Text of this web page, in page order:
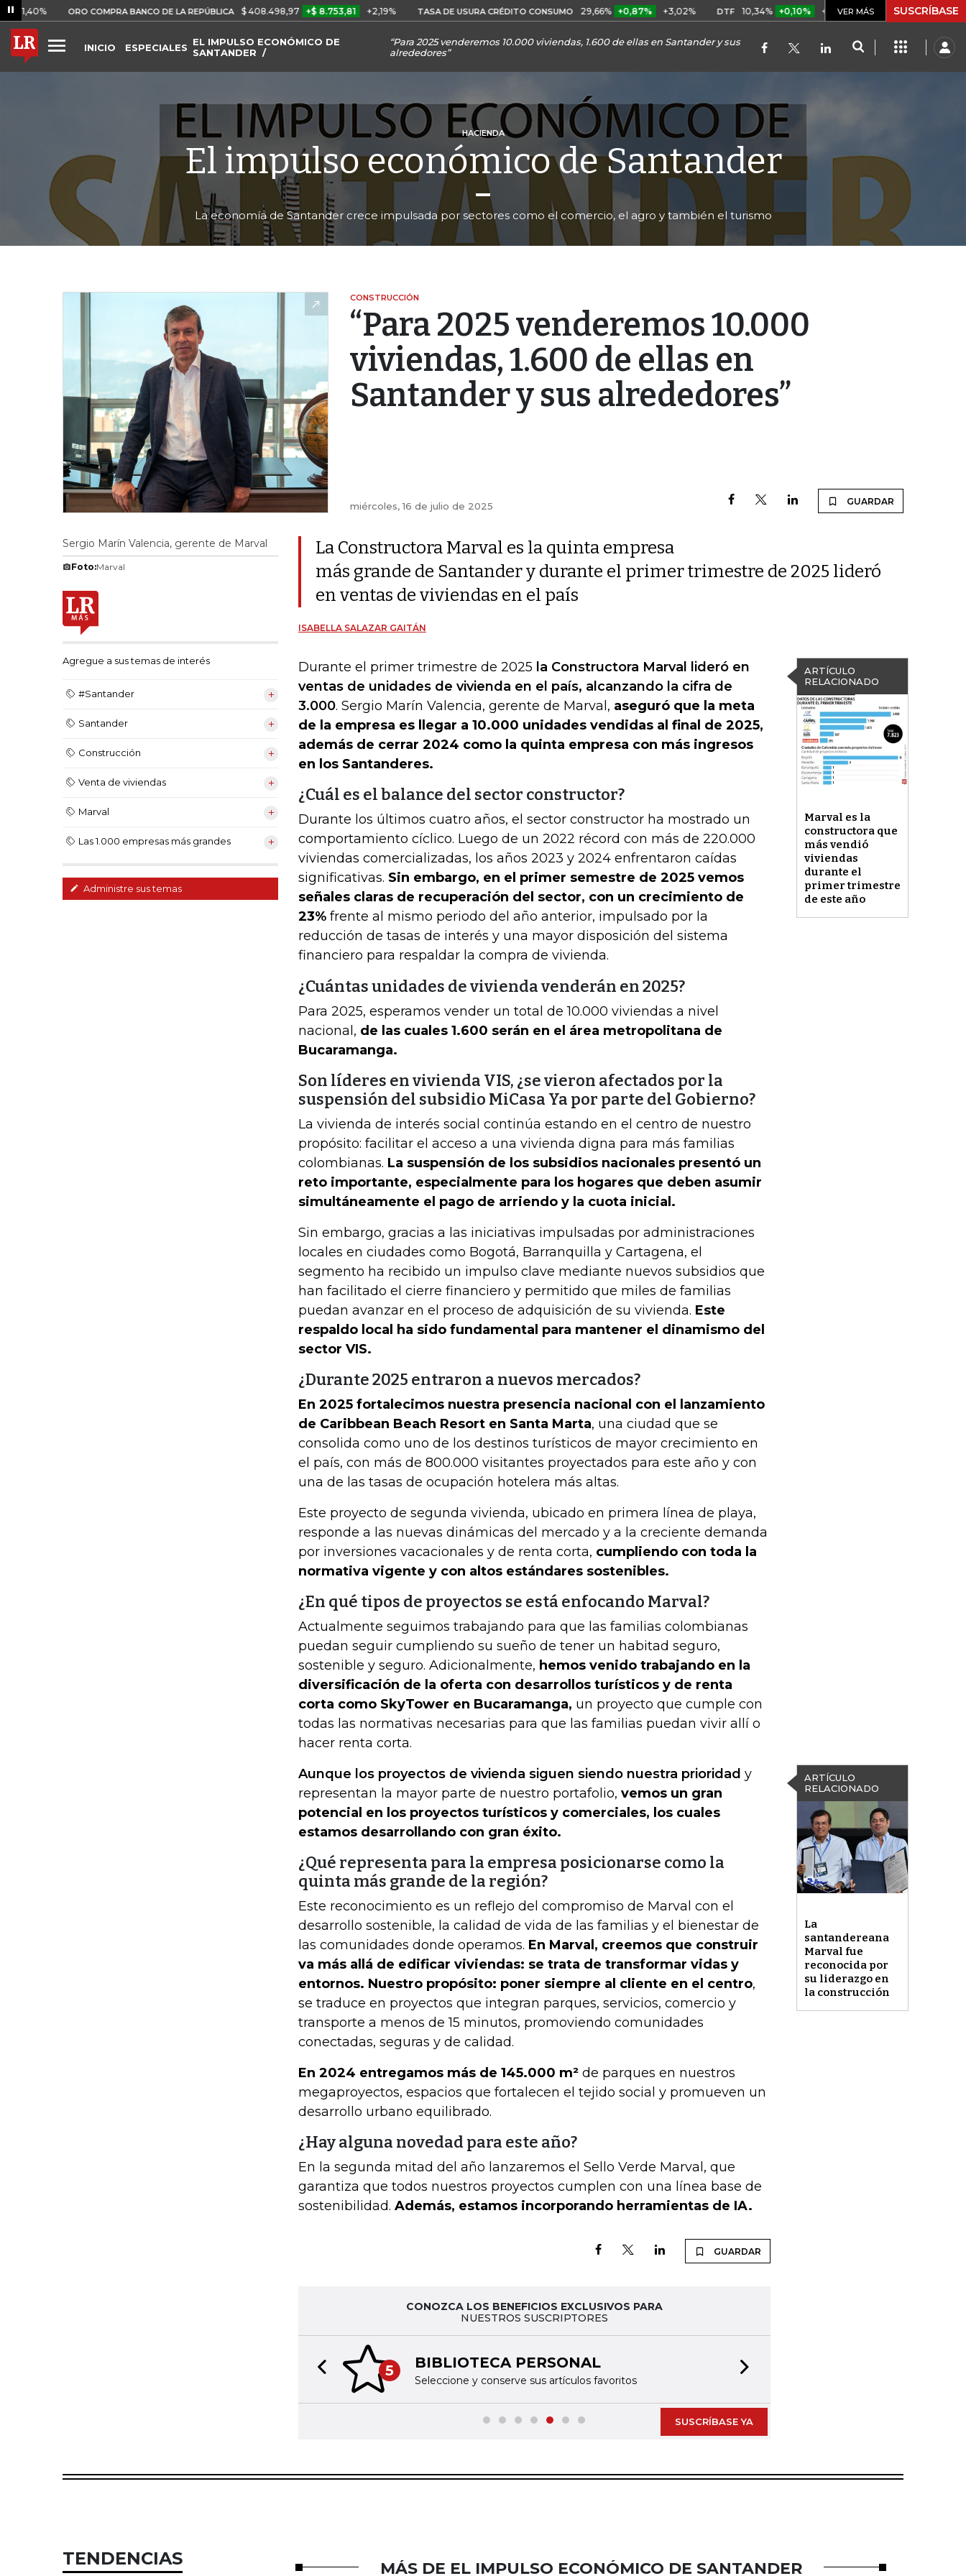
ORO COMPRA BANCO DE LA REPÚBLICA $ 408.498,97 +$ 8.753,81 +2,19% TASA DE USURA CRÉDITO CONSUMO 29,66% +0,87% +3,02% DTF 10,34% +0,10% +0,98% UVR $ 416,91 +$ 0,05
VER MÁS SUSCRÍBASE
INICIO ESPECIALES EL IMPULSO ECONÓMICO DE
SANTANDER
“Para 2025 venderemos 10.000 viviendas, 1.600 de ellas en Santander y sus
alrededores”
HACIENDA
El impulso económico de Santander
La economía de Santander crece impulsada por sectores como el comercio, el agro y también el turismo
CONSTRUCCIÓN
“Para 2025 venderemos 10.000
viviendas, 1.600 de ellas en
Santander y sus alrededores”
miércoles, 16 de julio de 2025 GUARDAR
Sergio Marín Valencia, gerente de Marval
Foto:Marval
Agregue a sus temas de interés
#Santander
Santander
Construcción
Venta de viviendas
Marval
Las 1.000 empresas más grandes
Administre sus temas
La Constructora Marval es la quinta empresa
más grande de Santander y durante el primer trimestre de 2025 lideró
en ventas de viviendas en el país
ISABELLA SALAZAR GAITÁN
ARTÍCULO
RELACIONADO
Marval es la
constructora que
más vendió
viviendas
durante el
primer trimestre
de este año
Durante el primer trimestre de 2025 la Constructora Marval lideró en
ventas de unidades de vivienda en el país, alcanzando la cifra de
3.000. Sergio Marín Valencia, gerente de Marval, aseguró que la meta
de la empresa es llegar a 10.000 unidades vendidas al final de 2025,
además de cerrar 2024 como la quinta empresa con más ingresos
en los Santanderes.
¿Cuál es el balance del sector constructor?
Durante los últimos cuatro años, el sector constructor ha mostrado un
comportamiento cíclico. Luego de un 2022 récord con más de 220.000
viviendas comercializadas, los años 2023 y 2024 enfrentaron caídas
significativas. Sin embargo, en el primer semestre de 2025 vemos
señales claras de recuperación del sector, con un crecimiento de
23% frente al mismo periodo del año anterior, impulsado por la
reducción de tasas de interés y una mayor disposición del sistema
financiero para respaldar la compra de vivienda.
¿Cuántas unidades de vivienda venderán en 2025?
Para 2025, esperamos vender un total de 10.000 viviendas a nivel
nacional, de las cuales 1.600 serán en el área metropolitana de
Bucaramanga.
Son líderes en vivienda VIS, ¿se vieron afectados por la
suspensión del subsidio MiCasa Ya por parte del Gobierno?
La vivienda de interés social continúa estando en el centro de nuestro
propósito: facilitar el acceso a una vivienda digna para más familias
colombianas. La suspensión de los subsidios nacionales presentó un
reto importante, especialmente para los hogares que deben asumir
simultáneamente el pago de arriendo y la cuota inicial.
Sin embargo, gracias a las iniciativas impulsadas por administraciones
locales en ciudades como Bogotá, Barranquilla y Cartagena, el
segmento ha recibido un impulso clave mediante nuevos subsidios que
han facilitado el cierre financiero y permitido que miles de familias
puedan avanzar en el proceso de adquisición de su vivienda. Este
respaldo local ha sido fundamental para mantener el dinamismo del
sector VIS.
¿Durante 2025 entraron a nuevos mercados?
En 2025 fortalecimos nuestra presencia nacional con el lanzamiento
de Caribbean Beach Resort en Santa Marta, una ciudad que se
consolida como uno de los destinos turísticos de mayor crecimiento en
el país, con más de 800.000 visitantes proyectados para este año y con
una de las tasas de ocupación hotelera más altas.
Este proyecto de segunda vivienda, ubicado en primera línea de playa,
responde a las nuevas dinámicas del mercado y a la creciente demanda
por inversiones vacacionales y de renta corta, cumpliendo con toda la
normativa vigente y con altos estándares sostenibles.
¿En qué tipos de proyectos se está enfocando Marval?
Actualmente seguimos trabajando para que las familias colombianas
puedan seguir cumpliendo su sueño de tener un habitad seguro,
sostenible y seguro. Adicionalmente, hemos venido trabajando en la
diversificación de la oferta con desarrollos turísticos y de renta
corta como SkyTower en Bucaramanga, un proyecto que cumple con
todas las normativas necesarias para que las familias puedan vivir allí o
hacer renta corta.
ARTÍCULO
RELACIONADO
La
santandereana
Marval fue
reconocida por
su liderazgo en
la construcción
Aunque los proyectos de vivienda siguen siendo nuestra prioridad y
representan la mayor parte de nuestro portafolio, vemos un gran
potencial en los proyectos turísticos y comerciales, los cuales
estamos desarrollando con gran éxito.
¿Qué representa para la empresa posicionarse como la
quinta más grande de la región?
Este reconocimiento es un reflejo del compromiso de Marval con el
desarrollo sostenible, la calidad de vida de las familias y el bienestar de
las comunidades donde operamos. En Marval, creemos que construir
va más allá de edificar viviendas: se trata de transformar vidas y
entornos. Nuestro propósito: poner siempre al cliente en el centro,
se traduce en proyectos que integran parques, servicios, comercio y
transporte a menos de 15 minutos, promoviendo comunidades
conectadas, seguras y de calidad.
En 2024 entregamos más de 145.000 m² de parques en nuestros
megaproyectos, espacios que fortalecen el tejido social y promueven un
desarrollo urbano equilibrado.
¿Hay alguna novedad para este año?
En la segunda mitad del año lanzaremos el Sello Verde Marval, que
garantiza que todos nuestros proyectos cumplen con una línea base de
sostenibilidad. Además, estamos incorporando herramientas de IA.
GUARDAR
CONOZCA LOS BENEFICIOS EXCLUSIVOS PARA
NUESTROS SUSCRIPTORES
5 BIBLIOTECA PERSONAL
Seleccione y conserve sus artículos favoritos
Previous slide
SUSCRÍBASE YA
TENDENCIAS MÁS DE EL IMPULSO ECONÓMICO DE SANTANDER